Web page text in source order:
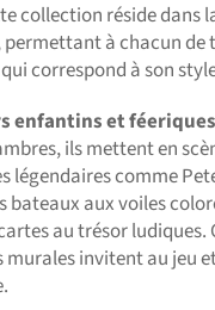
collection réside dans
permettant à chacun de
correspond à son
enfantins et féeriques
ils mettent en
légendaires comme
bateaux aux voiles
au trésor ludiques.
invitent au jeu